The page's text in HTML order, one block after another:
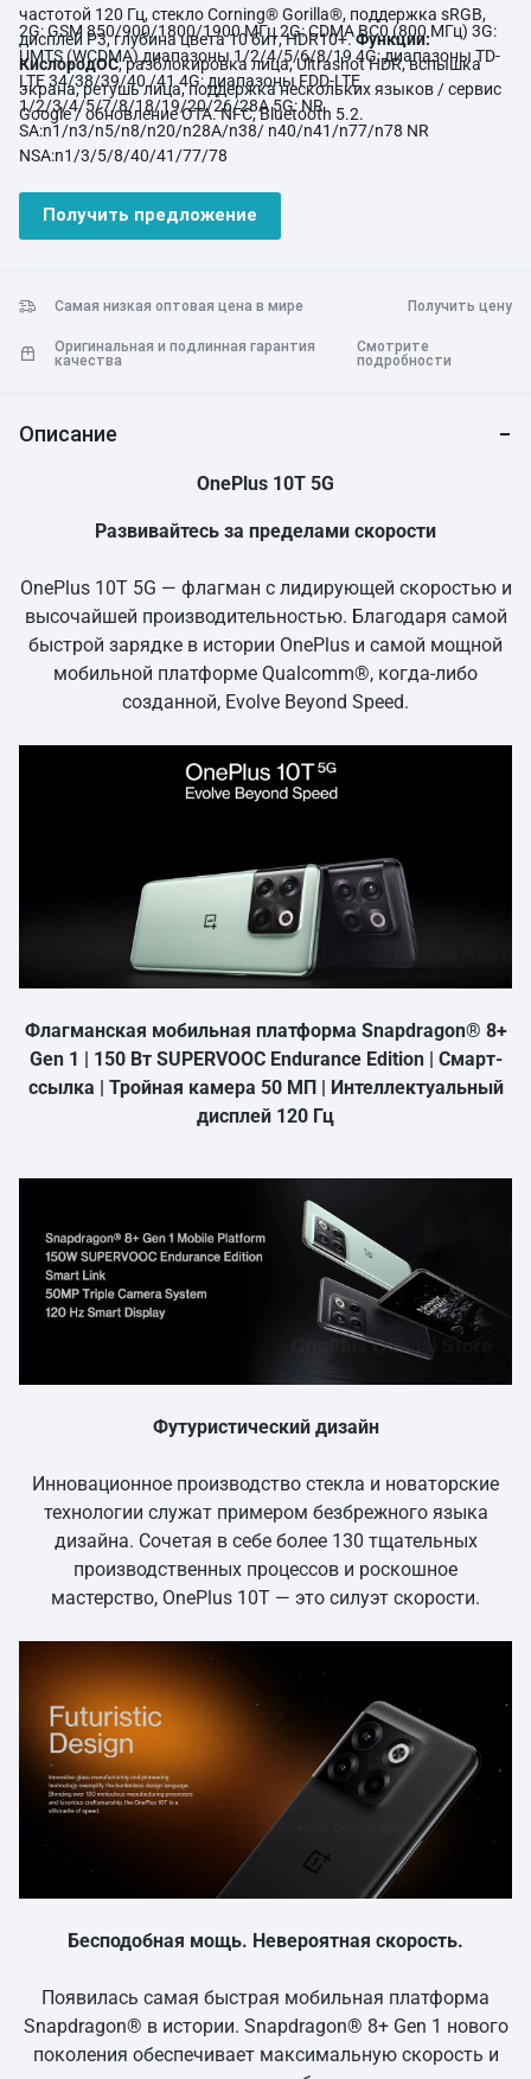
частотой 120 Гц, стекло Corning® Gorilla®, поддержка sRGB,
дисплей P3, глубина цвета 10 бит, HDR10+.Функции:
КислородОС, разблокировка лица, Ultrashot HDR, вспышка
экрана, ретушь лица, поддержка нескольких языков / сервис
Google / обновление OTA. NFC, Bluetooth 5.2.
2G: GSM 850/900/1800/1900 МГц 2G: CDMA BC0 (800 МГц) 3G:
UMTS (WCDMA) диапазоны 1/2/4/5/6/8/19 4G: диапазоны TD-
LTE 34/38/39/40 /41 4G: диапазоны FDD-LTE
1/2/3/4/5/7/8/18/19/20/26/28A 5G: NR
SA:n1/n3/n5/n8/n20/n28A/n38/ n40/n41/n77/n78 NR
NSA:n1/3/5/8/40/41/77/78
Получить предложение
Самая низкая оптовая цена в мире Получить цену
Оригинальная и подлинная гарантия
качества
Смотрите
подробности
Описание
OnePlus 10T 5G
Развивайтесь за пределами скорости
OnePlus 10T 5G — флагман с лидирующей скоростью и
высочайшей производительностью. Благодаря самой
быстрой зарядке в истории OnePlus и самой мощной
мобильной платформе Qualcomm®, когда-либо
созданной, Evolve Beyond Speed.
Флагманская мобильная платформа Snapdragon® 8+
Gen 1 | 150 Вт SUPERVOOC Endurance Edition | Смарт-
ссылка | Тройная камера 50 МП | Интеллектуальный
дисплей 120 Гц
Футуристический дизайн
Инновационное производство стекла и новаторские
технологии служат примером безбрежного языка
дизайна. Сочетая в себе более 130 тщательных
производственных процессов и роскошное
мастерство, OnePlus 10T — это силуэт скорости.
Бесподобная мощь. Невероятная скорость.
Появилась самая быстрая мобильная платформа
Snapdragon® в истории. Snapdragon® 8+ Gen 1 нового
поколения обеспечивает максимальную скорость и